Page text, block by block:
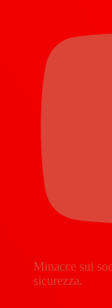
Minacce sui
sicurezza.